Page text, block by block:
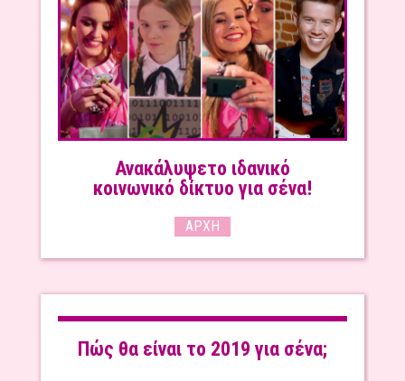
Ανακάλυψετο ιδανικό
κοινωνικό δίκτυο για σένα!
ΑΡΧΉ
Πώς θα είναι το 2019 για σένα;